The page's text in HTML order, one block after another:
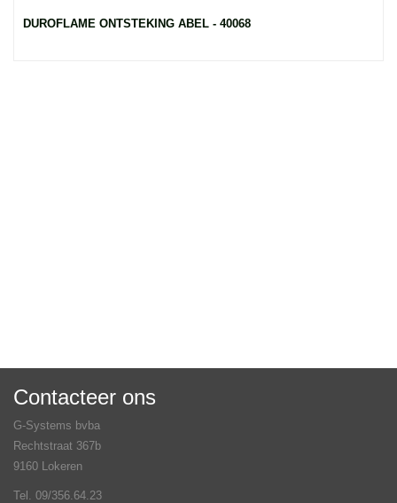
DUROFLAME ONTSTEKING ABEL - 40068
Contacteer ons
G-Systems bvba
Rechtstraat 367b
9160 Lokeren
Tel. 09/356.64.23